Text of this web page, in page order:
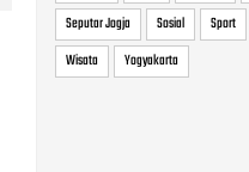
Seputar Jogja
Sosial Sport
Wisata
Yogyakarta